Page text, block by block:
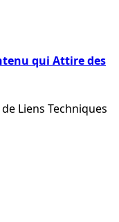
qui Attire des
Liens Techniques